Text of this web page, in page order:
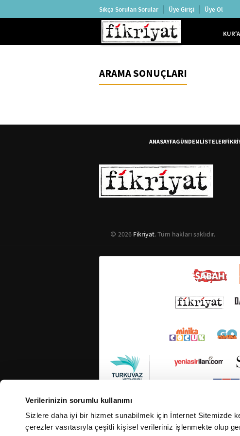
Verilerinizin sorumlu kullanımı
Sizlere daha iyi bir hizmet sunabilmek için İnternet Sitemizde
çerezler vasıtasıyla çeşitli kişisel verileriniz işlenmekte olup
Sıkça Sorulan Sorular Üye Girişi Üye Ol
ARAMA SONUÇLARI
ANASAYFAGÜNDEMLİSTELER
2026 Fikriyat. Tüm hakları saklıdır.